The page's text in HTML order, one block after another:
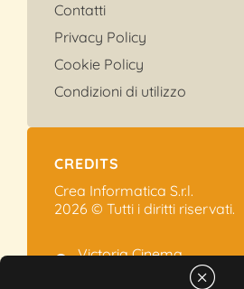
Contatti
Privacy Policy
Cookie Policy
Condizioni di utilizzo
CREDITS
Crea Informatica S.r.l.
2026 © Tutti i diritti riservati.
Victoria Cinema
Via Ramelli, 101 - Modena